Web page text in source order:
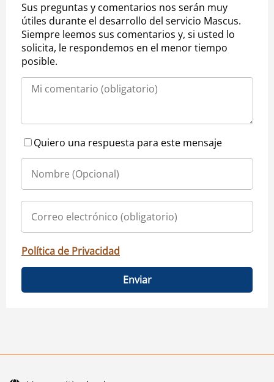
Sus preguntas y comentarios nos serán muy
útiles durante el desarrollo del servicio Mascus.
Siempre leemos sus comentarios y, si usted lo
solicita, le respondemos en el menor tiempo
posible.
Quiero una respuesta para este mensaje
Política de Privacidad
Enviar